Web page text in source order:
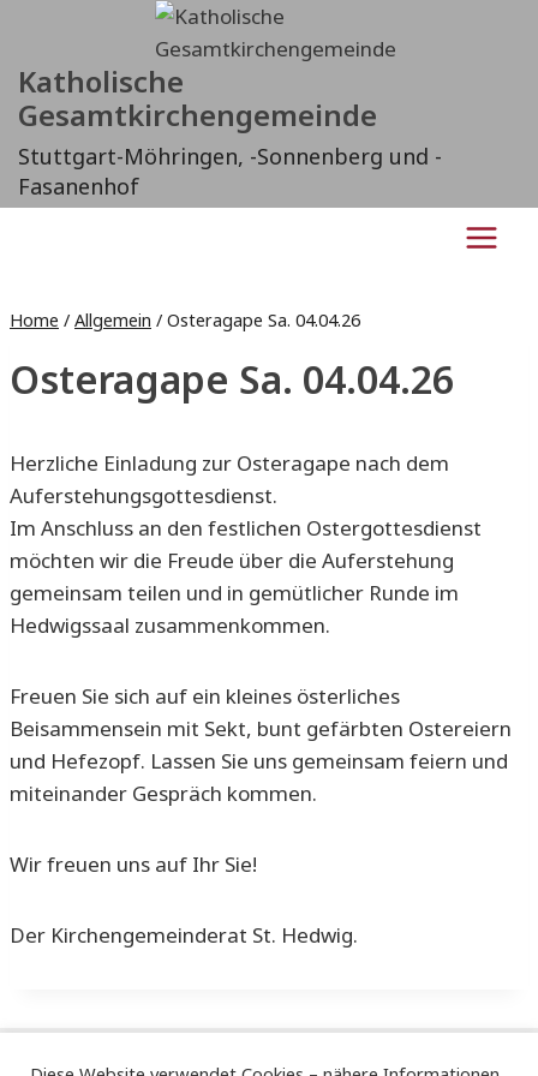
springen
Katholische
Gesamtkirchengemeinde
Stuttgart-Möhringen, -Sonnenberg und -
Fasanenhof
Home / Allgemein / Osteragape Sa. 04.04.26
Osteragape Sa. 04.04.26
Herzliche Einladung zur Osteragape nach dem
Auferstehungsgottesdienst.
Im Anschluss an den festlichen Ostergottesdienst
möchten wir die Freude über die Auferstehung
gemeinsam teilen und in gemütlicher Runde im
Hedwigssaal zusammenkommen.
Freuen Sie sich auf ein kleines österliches
Beisammensein mit Sekt, bunt gefärbten Ostereiern
und Hefezopf. Lassen Sie uns gemeinsam feiern und
miteinander Gespräch kommen.
Wir freuen uns auf Ihr Sie!
Der Kirchengemeinderat St. Hedwig.